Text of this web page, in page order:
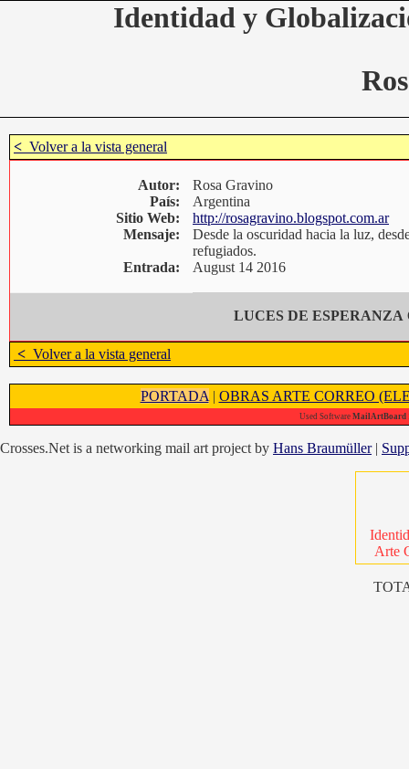
Identidad y
< Volver a la vista general
Autor:
País:
Sitio Web:
Mensaje:
Rosa Gravino
Argentina
http://rosagravino.blogspot.com.ar
Desde la oscuridad hacia la luz,
refugiados.
Entrada:
August 14 2016
LUCES DE ESPERANZA
< Volver a la vista general
PORTADA | OBRAS ARTE CORREO
Used Software MailArtBoard
Crosses.Net is a networking mail art project by Hans Braumüller|
Arte